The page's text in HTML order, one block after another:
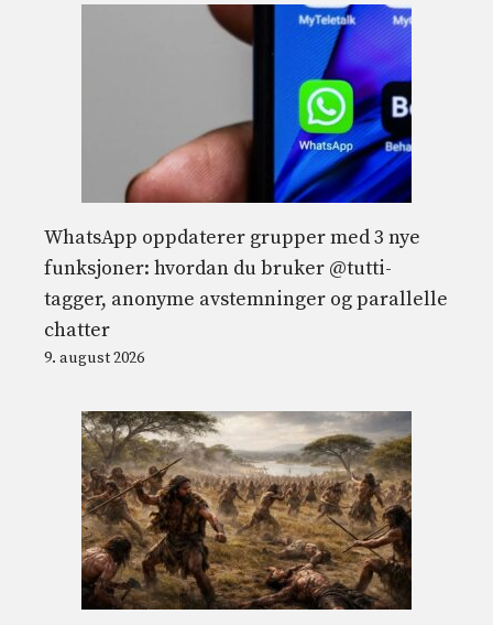
WhatsApp oppdaterer grupper med 3 nye
funksjoner: hvordan du bruker @tutti-
tagger, anonyme avstemninger og parallelle
chatter
9. august 2026